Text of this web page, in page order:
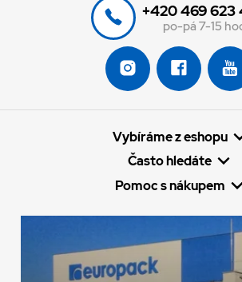
+420 469 623
po-pá 7-15
Vybíráme z eshopu
Často hledáte
Pomoc s nákupem